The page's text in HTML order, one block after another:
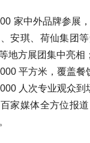
家中外品牌参展
安琪、荷仙集团等
地方展团集中亮相；
平方米，覆盖餐
人次专业观众到
家媒体全方位报